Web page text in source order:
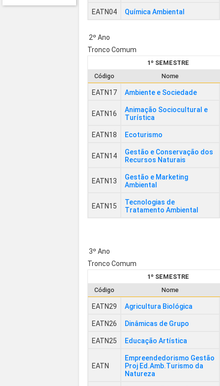
EATN04 Química Ambiental
2º Ano
Tronco Comum
1º SEMESTRE
Código
Nome
EATN17 Ambiente e Sociedade
EATN16
Animação Sociocultural e
Turística
EATN18 Ecoturismo
EATN14
Gestão e Conservação dos
Recursos Naturais
EATN13
Gestão e Marketing
Ambiental
EATN15
Tecnologias de
Tratamento Ambiental
3º Ano
Tronco Comum
1º SEMESTRE
Código
Nome
EATN29 Agricultura Biológica
EATN26 Dinâmicas de Grupo
EATN25 Educação Artística
EATN
Empreendedorismo Gestão
Proj Ed.Amb.Turismo da
Natureza